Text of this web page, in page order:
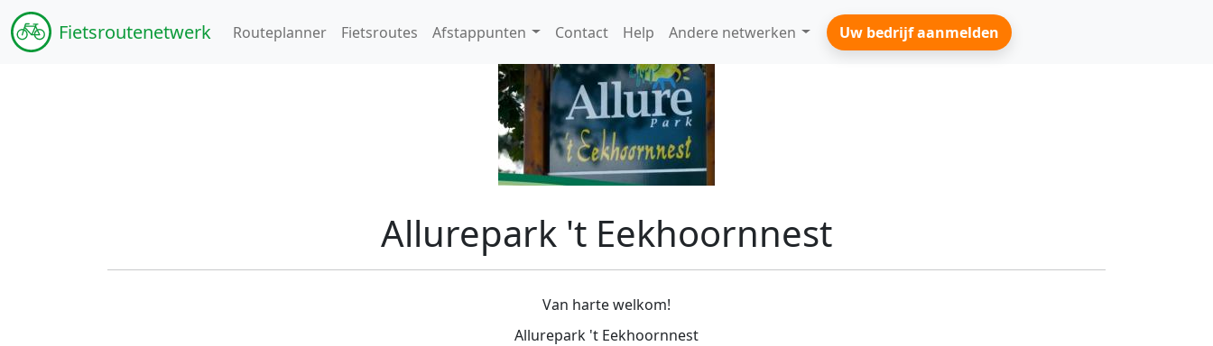
Fietsroutenetwerk Routeplanner Fietsroutes Afstappunten Contact Help Andere netwerken Uw bedrijf aanmelden
Allurepark 't Eekhoornnest
Van harte welkom!
Allurepark 't Eekhoornnest